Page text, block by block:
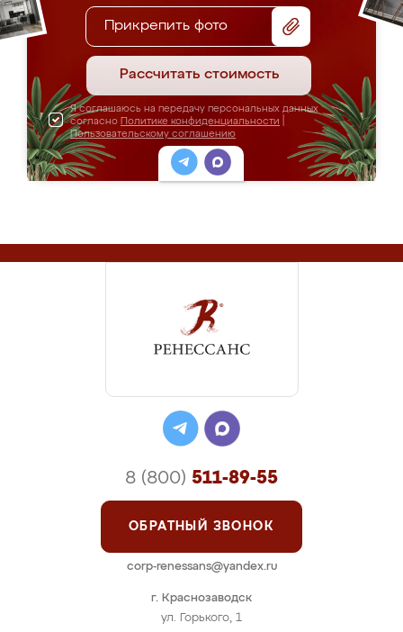
Прикрепить фото
Рассчитать стоимость
Я соглашаюсь на передачу персональных данных
согласно Политике конфиденциальности
Пользовательскому соглашению
г. Краснозаводск
ул. Горького, 1
8 (800) 511-89-55
ОБРАТНЫЙ ЗВОНОК
corp-renessans@yandex.ru